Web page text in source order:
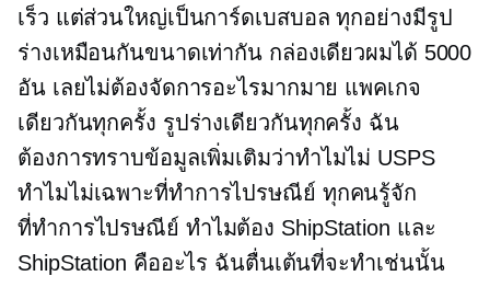
เร็ว แต่ส่วนใหญ่เป็นการ์ดเบสบอล ทุกอย่างมีรูป
ร่างเหมือนกันขนาดเท่ากัน กล่องเดียวผมได้ 5000
อัน เลยไม่ต้องจัดการอะไรมากมาย แพคเกจ
เดียวกันทุกครั้ง รูปร่างเดียวกันทุกครั้ง ฉัน
ต้องการทราบข้อมูลเพิ่มเติมว่าทำไมไม่ USPS
ทำไมไม่เฉพาะที่ทำการไปรษณีย์ ทุกคนรู้จัก
ที่ทำการไปรษณีย์ ทำไมต้อง ShipStation และ
ShipStation คืออะไร ฉันตื่นเต้นที่จะทำเช่นนั้น